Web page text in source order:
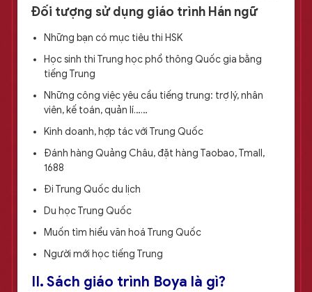
Đối tượng sử dụng giáo trình Hán ngữ
Những bạn có mục tiêu thi HSK
Học sinh thi Trung học phổ thông Quốc gia bằng
tiếng Trung
Những công việc yêu cầu tiếng trung: trợ lý, nhân
viên, kế toán, quản lí……
Kinh doanh, hợp tác với Trung Quốc
Đánh hàng Quảng Châu, đặt hàng Taobao, Tmall,
1688
Đi Trung Quốc du lịch
Du học Trung Quốc
Muốn tìm hiểu văn hoá Trung Quốc
Người mới học tiếng Trung
II. Sách giáo trình Boya là gì?